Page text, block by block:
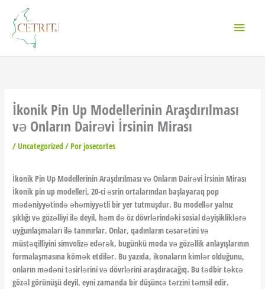
contenido
İkonik Pin Up Modellerinin Araşdırılması
və Onların Dairəvi İrsinin Mirası
/Uncategorized/ Porjosecortes
İkonik Pin Up Modellerinin Araşdırılması və Onların Dairəvi İrsinin Mirası
İkonik pin up modelleri, 20-ci əsrin ortalarından başlayaraq pop
mədəniyyətində əhəmiyyətli bir yer tutmuşdur. Bu modellər yalnız
şıklığı və gözəlliyi ilə deyil, həm də öz dövrlərindəki sosial dəyişikliklərə
uyğunlaşmaları ilə tanınırlar. Onlar, qadınların cəsarətini və
müstəqilliyini simvolizə edərək, bugünkü moda və gözəllik anlayışlarının
formalaşmasına kömək etdilər. Bu yazıda, ikonaların kimlər olduğunu,
onların mədəni təsirlərini və dövrlərini araşdıracağıq. Bu tədbir təkcə
gözəl görünüşü deyil, eyni zamanda bir düşüncə tərzini təmsil edir.